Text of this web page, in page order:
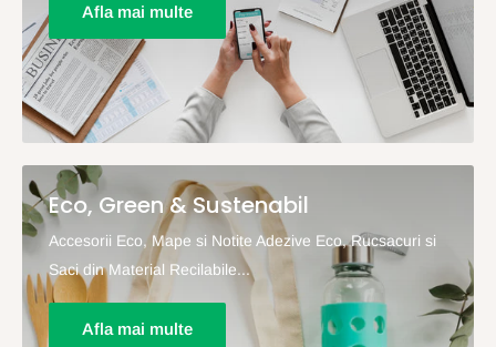
Afla mai multe
Eco, Green & Sustenabil
Accesorii Eco, Mape si Notite Adezive Eco, Rucsacuri si
Saci din Material Recilabile...
Afla mai multe